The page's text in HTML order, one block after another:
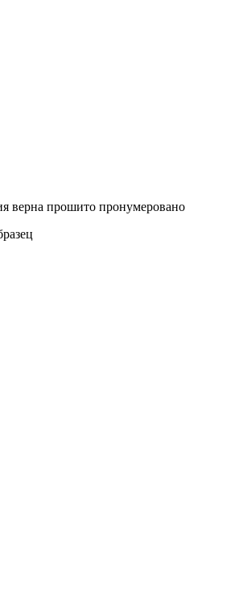
верна прошито пронумеровано